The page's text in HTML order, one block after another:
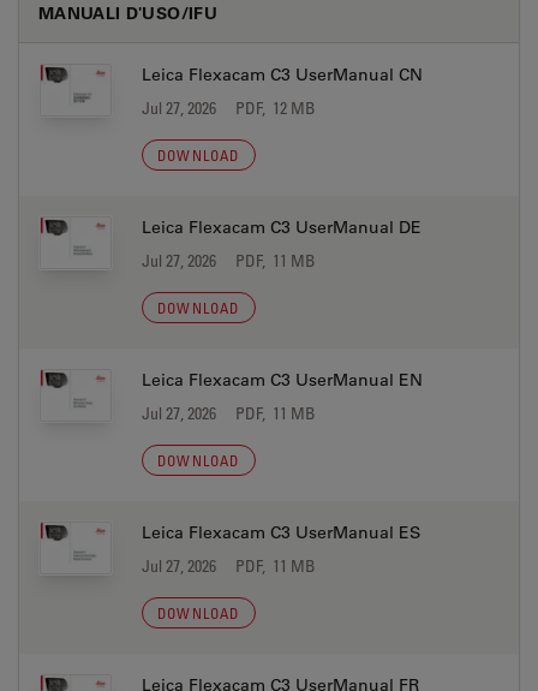
MANUALI D'USO/IFU
Leica Flexacam C3 UserManual CN
Jul 27, 2026 PDF, 12 MB
DOWNLOAD
Leica Flexacam C3 UserManual DE
Jul 27, 2026 PDF, 11 MB
DOWNLOAD
Leica Flexacam C3 UserManual EN
Jul 27, 2026 PDF, 11 MB
DOWNLOAD
Leica Flexacam C3 UserManual ES
Jul 27, 2026 PDF, 11 MB
DOWNLOAD
Leica Flexacam C3 UserManual FR